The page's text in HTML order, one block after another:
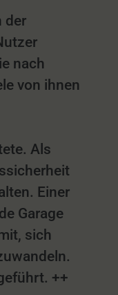
der
nach
von ihnen
Als
Einer
Garage
sich
++